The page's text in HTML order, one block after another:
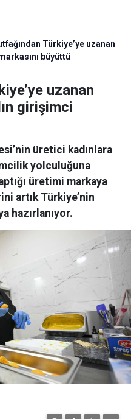
Türkiye’ye uzanan
büyüttü
uzanan
girişimci
üretici kadınlara
yolculuğuna
üretimi markaya
artık Türkiye’nin
hazırlanıyor.